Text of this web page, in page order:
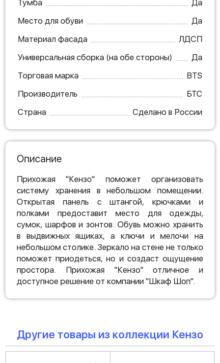
Тумба
Да
Место для обуви
Да
Материал фасада
ЛДСП
Универсальная сборка (на обе стороны)
Да
Торговая марка
BTS
Производитель
БТС
Страна
Сделано в России
Описание
Прихожая "Кензо" поможет организовать
систему хранения в небольшом помещении.
Открытая панель с штангой, крючками и
полками предоставит место для одежды,
сумок, шарфов и зонтов. Обувь можно хранить
в выдвижных ящиках, а ключи и мелочи на
небольшом столике. Зеркало на стене не только
поможет приодеться, но и создаст ощущение
простора. Прихожая "Кензо" отличное и
доступное решение от компании "Шкаф Шоп".
Другие товары из коллекции Кензо